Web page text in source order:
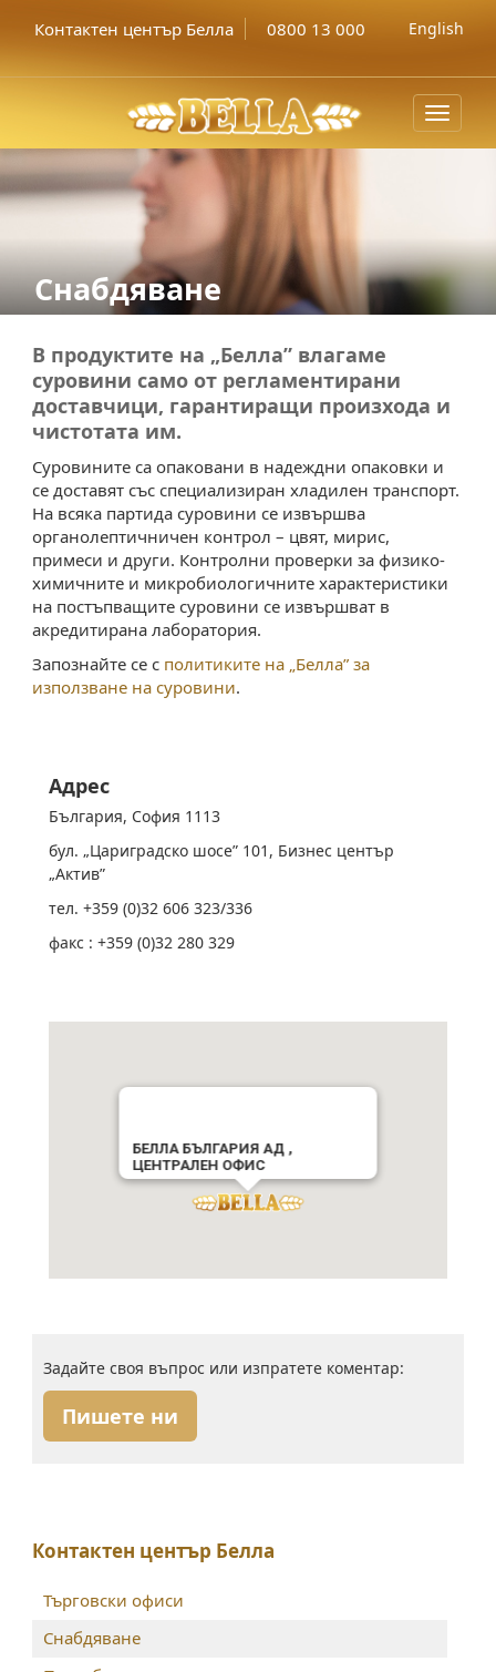
Контактен център Белла 0800 13 000 English
Toggle
Снабдяване
В продуктите на „Белла” влагаме
суровини само от регламентирани
доставчици, гарантиращи произхода и
чистотата им.
Суровините са опаковани в надеждни опаковки и
се доставят със специализиран хладилен транспорт.
На всяка партида суровини се извършва
органолептичничен контрол – цвят, мирис,
примеси и други. Контролни проверки за физико-
химичните и микробиологичните характеристики
на постъпващите суровини се извършват в
акредитирана лаборатория.
Запознайте се с политиките на „Белла” за
използване на суровини.
Aдрес
България, София 1113
бул. „Цариградско шосе” 101, Бизнес център
„Актив”
тел. +359 (0)32 606 323/336
факс : +359 (0)32 280 329
БЕЛЛА БЪЛГАРИЯ АД ,
ЦЕНТРАЛЕН ОФИС
Задайте своя въпрос или изпратете коментар:
Пишете ни
Контактен център Белла
Търговски офиси
Снабдяване